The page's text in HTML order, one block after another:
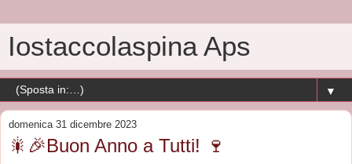
Iostaccolaspina Aps
▼
domenica 31 dicembre 2023
🎇🎉Buon Anno a Tutti! 🍷